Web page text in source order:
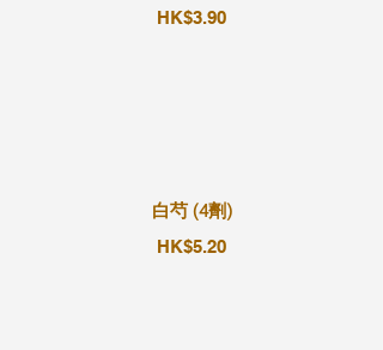
HK$3.90
白芍 (4劑)
HK$5.20